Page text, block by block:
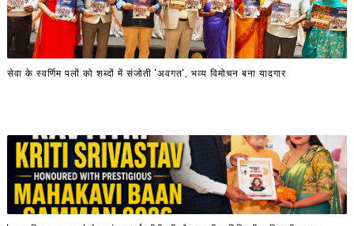
सेवा के स्वर्णिम पलों को शब्दों में संजोती 'अवगत', भव्य विमोचन बना यादगार